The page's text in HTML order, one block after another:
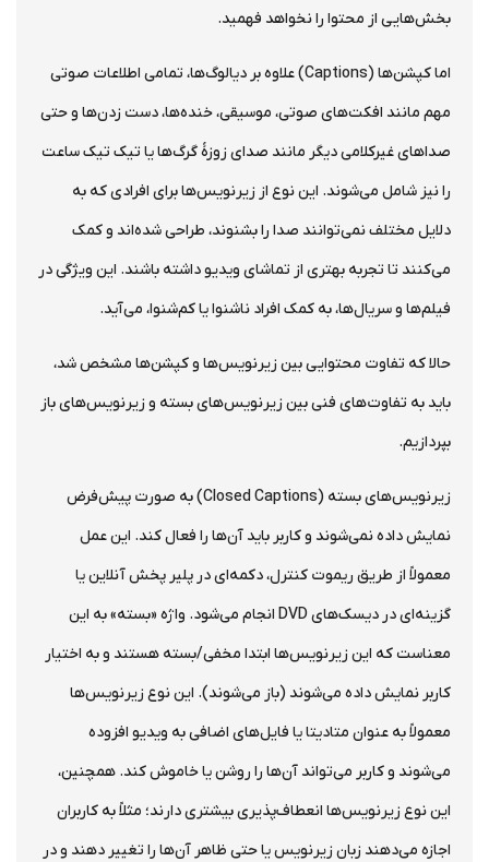
بخش‌هایی از محتوا را نخواهد فهمید.
اما کپشن‌ها (Captions) علاوه بر دیالوگ‌ها، تمامی اطلاعات صوتی
مهم مانند افکت‌های صوتی، موسیقی، خنده‌ها، دست زدن‌ها و حتی
صداهای غیرکلامی دیگر مانند صدای زوزهٔ گرگ‌ها یا تیک تیک ساعت
را نیز شامل می‌شوند. این نوع از زیرنویس‌ها برای افرادی که به
دلایل مختلف نمی‌توانند صدا را بشنوند، طراحی شده‌اند و کمک
می‌کنند تا تجربه بهتری از تماشای ویدیو داشته باشند. این ویژگی در
فیلم‌ها و سریال‌ها، به کمک افراد ناشنوا یا کم‌شنوا، می‌آید.
حالا که تفاوت محتوایی بین زیرنویس‌ها و کپشن‌ها مشخص شد،
باید به تفاوت‌های فنی بین زیرنویس‌های بسته و زیرنویس‌های باز
بپردازیم.
زیرنویس‌های بسته (Closed Captions) به صورت پیش‌فرض
نمایش داده نمی‌شوند و کاربر باید آن‌ها را فعال کند. این عمل
معمولاً از طریق ریموت کنترل، دکمه‌ای در پلیر پخش آنلاین یا
گزینه‌ای در دیسک‌های DVD انجام می‌شود. واژه «بسته» به این
معناست که این زیرنویس‌ها ابتدا مخفی/بسته هستند و به اختیار
کاربر نمایش داده می‌شوند (باز می‌شوند). این نوع زیرنویس‌ها
معمولاً به عنوان متادیتا یا فایل‌های اضافی به ویدیو افزوده
می‌شوند و کاربر می‌تواند آن‌ها را روشن یا خاموش کند. همچنین،
این نوع زیرنویس‌ها انعطاف‌پذیری بیشتری دارند؛ مثلاً به کاربران
اجازه می‌دهند زبان زیرنویس یا حتی ظاهر آن‌ها را تغییر دهند و در